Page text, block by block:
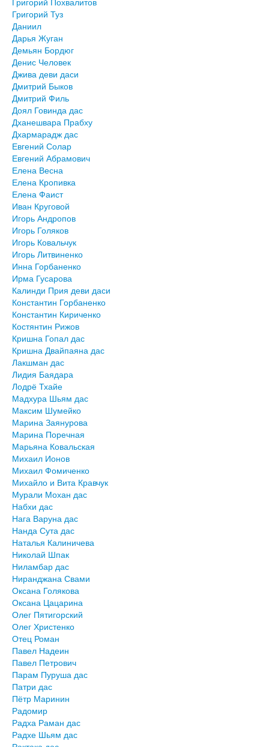
Григорий Туз
Даниил
Дарья Жуган
Демьян Бордюг
Денис Человек
Джива деви даси
Дмитрий Быков
Дмитрий Филь
Доял Говинда дас
Дханешвара Прабху
Дхармарадж дас
Евгений Солар
Евгений Абрамович
Елена Весна
Елена Кропивка
Елена Фаист
Иван Круговой
Игорь Андропов
Игорь Голяков
Игорь Ковальчук
Игорь Литвиненко
Инна Горбаненко
Ирма Гусарова
Калинди Прия деви даси
Константин Горбаненко
Константин Кириченко
Костянтин Рижов
Кришна Гопал дас
Кришна Двайпаяна дас
Лакшман дас
Лидия Баядара
Лодрё Тхайе
Мадхура Шьям дас
Максим Шумейко
Марина Заянурова
Марина Поречная
Марьяна Ковальская
Михаил Ионов
Михаил Фомиченко
Михайло и Вита Кравчук
Мурали Мохан дас
Набхи дас
Нага Варуна дас
Нанда Сута дас
Наталья Калиничева
Николай Шпак
Ниламбар дас
Ниранджана Свами
Оксана Голякова
Оксана Цацарина
Олег Пятигорский
Олег Христенко
Отец Роман
Павел Надеин
Павел Петрович
Парам Пуруша дас
Патри дас
Пётр Маринин
Радомир
Радха Раман дас
Радхе Шьям дас